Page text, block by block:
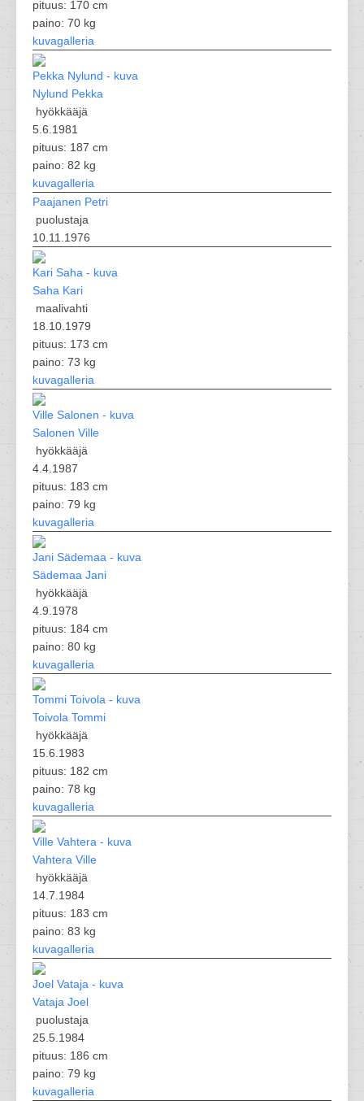
pituus: 170 cm
paino: 70 kg
kuvagalleria
Nylund Pekka
hyökkääjä
5.6.1981
pituus: 187 cm
paino: 82 kg
kuvagalleria
Paajanen Petri
puolustaja
10.11.1976
Saha Kari
maalivahti
18.10.1979
pituus: 173 cm
paino: 73 kg
kuvagalleria
Salonen Ville
hyökkääjä
4.4.1987
pituus: 183 cm
paino: 79 kg
kuvagalleria
Sädemaa Jani
hyökkääjä
4.9.1978
pituus: 184 cm
paino: 80 kg
kuvagalleria
Toivola Tommi
hyökkääjä
15.6.1983
pituus: 182 cm
paino: 78 kg
kuvagalleria
Vahtera Ville
hyökkääjä
14.7.1984
pituus: 183 cm
paino: 83 kg
kuvagalleria
Vataja Joel
puolustaja
25.5.1984
pituus: 186 cm
paino: 79 kg
kuvagalleria